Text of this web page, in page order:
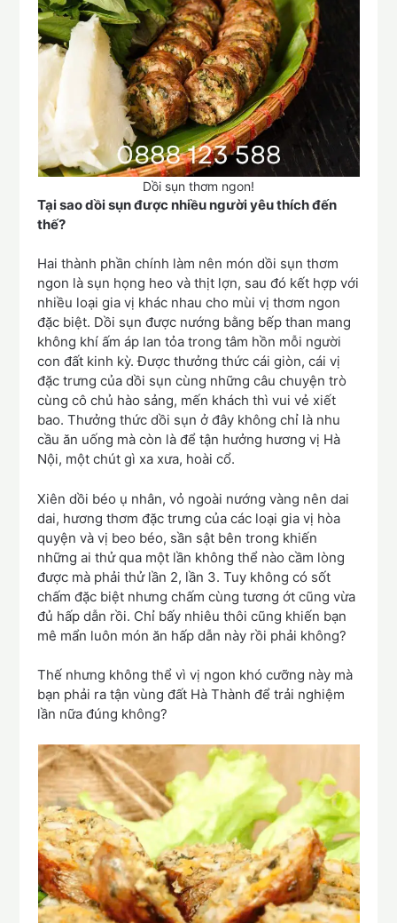
Dồi sụn thơm ngon!
Tại sao dồi sụn được nhiều người yêu thích đến
thế?
Hai thành phần chính làm nên món dồi sụn thơm
ngon là sụn họng heo và thịt lợn, sau đó kết hợp với
nhiều loại gia vị khác nhau cho mùi vị thơm ngon
đặc biệt. Dồi sụn được nướng bằng bếp than mang
không khí ấm áp lan tỏa trong tâm hồn mỗi người
con đất kinh kỳ. Được thưởng thức cái giòn, cái vị
đặc trưng của dồi sụn cùng những câu chuyện trò
cùng cô chủ hào sảng, mến khách thì vui vẻ xiết
bao. Thưởng thức dồi sụn ở đây không chỉ là nhu
cầu ăn uống mà còn là để tận hưởng hương vị Hà
Nội, một chút gì xa xưa, hoài cổ.
Xiên dồi béo ụ nhân, vỏ ngoài nướng vàng nên dai
dai, hương thơm đặc trưng của các loại gia vị hòa
quyện và vị beo béo, sần sật bên trong khiến
những ai thử qua một lần không thể nào cầm lòng
được mà phải thử lần 2, lần 3. Tuy không có sốt
chấm đặc biệt nhưng chấm cùng tương ớt cũng vừa
đủ hấp dẫn rồi. Chỉ bấy nhiêu thôi cũng khiến bạn
mê mẩn luôn món ăn hấp dẫn này rồi phải không?
Thế nhưng không thể vì vị ngon khó cưỡng này mà
bạn phải ra tận vùng đất Hà Thành để trải nghiệm
lần nữa đúng không?